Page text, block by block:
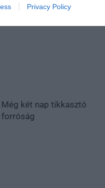
Privacy Policy
Még két nap tikkasztó
forróság